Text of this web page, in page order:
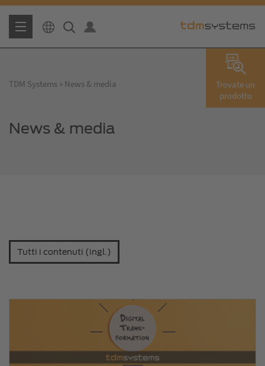
Trovate un
prodotto
TDM Systems News & media
News & media
Tutti i contenuti (ingl.)